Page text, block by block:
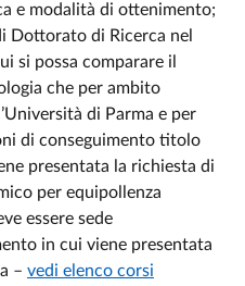
e modalità di ottenimento;
Dottorato di Ricerca nel
si possa comparare il
che per ambito
di Parma e per
di conseguimento titolo
presentata la richiesta di
per equipollenza
essere sede
in cui viene presentata
– vedi elenco corsi